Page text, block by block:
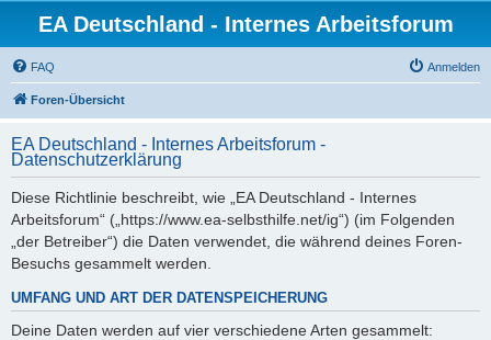
EA Deutschland - Internes Arbeitsforum
FAQ Anmelden
Foren-Übersicht
EA Deutschland - Internes Arbeitsforum -
Datenschutzerklärung
Diese Richtlinie beschreibt, wie „EA Deutschland - Internes
Arbeitsforum“ („https://www.ea-selbsthilfe.net/ig“) (im Folgenden
„der Betreiber“) die Daten verwendet, die während deines Foren-
Besuchs gesammelt werden.
UMFANG UND ART DER DATENSPEICHERUNG
Deine Daten werden auf vier verschiedene Arten gesammelt: